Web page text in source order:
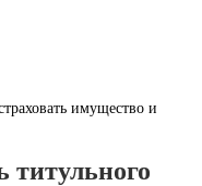
имущество и
титульного